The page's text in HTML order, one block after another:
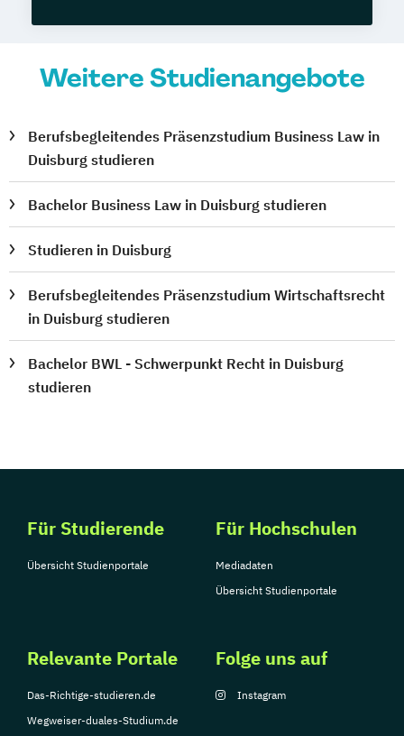
Weitere Studienangebote
Berufsbegleitendes Präsenzstudium Business Law in
Duisburg studieren
Bachelor Business Law in Duisburg studieren
Studieren in Duisburg
Berufsbegleitendes Präsenzstudium Wirtschaftsrecht
in Duisburg studieren
Bachelor BWL - Schwerpunkt Recht in Duisburg
studieren
Für Studierende
Übersicht Studienportale
Für Hochschulen
Mediadaten
Übersicht Studienportale
Relevante Portale
Das-Richtige-studieren.de
Wegweiser-duales-Studium.de
Folge uns auf
Instagram